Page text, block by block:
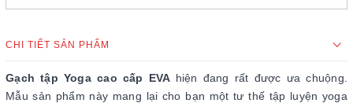
CHI TIẾT SẢN PHẨM
Gạch tập Yoga cao cấp EVA hiện đang rất được ưa chuộng.
Mẫu sản phẩm này mang lại cho bạn một tư thế tập luyện yoga